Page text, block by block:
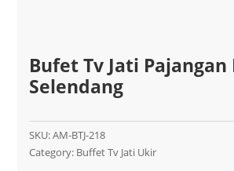
Bufet Tv Jati Pajangan
Selendang
SKU:AM-BTJ-218
Category: Buffet Tv Jati Ukir